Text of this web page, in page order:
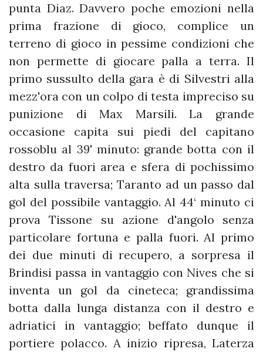
punta Diaz. Davvero poche emozioni nella
prima frazione di gioco, complice un
terreno di gioco in pessime condizioni che
non permette di giocare palla a terra. Il
primo sussulto della gara è di Silvestri alla
mezz'ora con un colpo di testa impreciso su
punizione di Max Marsili. La grande
occasione capita sui piedi del capitano
rossoblu al 39' minuto: grande botta con il
destro da fuori area e sfera di pochissimo
alta sulla traversa; Taranto ad un passo dal
gol del possibile vantaggio. Al 44‘ minuto ci
prova Tissone su azione d'angolo senza
particolare fortuna e palla fuori. Al primo
dei due minuti di recupero, a sorpresa il
Brindisi passa in vantaggio con Nives che si
inventa un gol da cineteca; grandissima
botta dalla lunga distanza con il destro e
adriatici in vantaggio; beffato dunque il
portiere polacco. A inizio ripresa, Laterza